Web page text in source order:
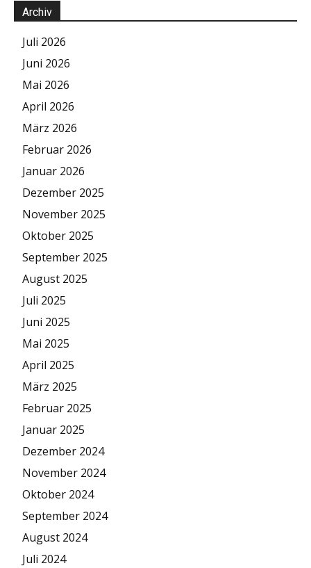
Archiv
Juli 2026
Juni 2026
Mai 2026
April 2026
März 2026
Februar 2026
Januar 2026
Dezember 2025
November 2025
Oktober 2025
September 2025
August 2025
Juli 2025
Juni 2025
Mai 2025
April 2025
März 2025
Februar 2025
Januar 2025
Dezember 2024
November 2024
Oktober 2024
September 2024
August 2024
Juli 2024